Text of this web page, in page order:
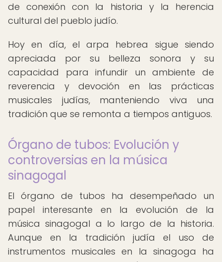
de conexión con la historia y la herencia
cultural del pueblo judío.
Hoy en día, el arpa hebrea sigue siendo
apreciada por su belleza sonora y su
capacidad para infundir un ambiente de
reverencia y devoción en las prácticas
musicales judías, manteniendo viva una
tradición que se remonta a tiempos antiguos.
Órgano de tubos: Evolución y
controversias en la música
sinagogal
El órgano de tubos ha desempeñado un
papel interesante en la evolución de la
música sinagogal a lo largo de la historia.
Aunque en la tradición judía el uso de
instrumentos musicales en la sinagoga ha